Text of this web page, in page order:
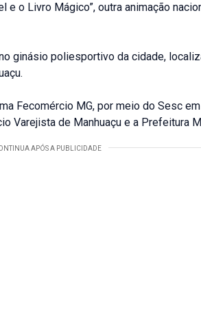
e o Livro Mágico”, outra animação
ginásio poliesportivo da cidade,
Fecomércio MG, por meio do Sesc
Varejista de Manhuaçu e a Prefeitura